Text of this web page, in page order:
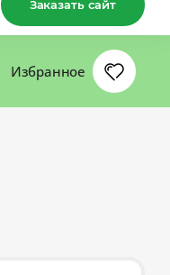
Заказать сайт
Избранное